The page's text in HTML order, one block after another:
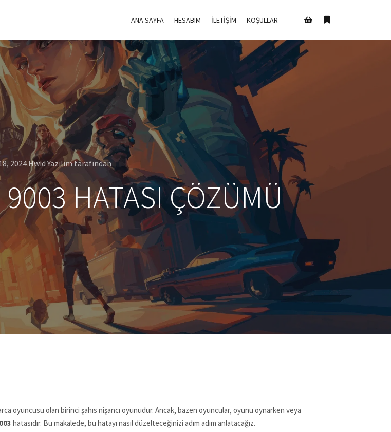
ANA SAYFA HESABIM İLETIŞIM KOŞULLAR
2024Hwid Yazılımtarafından
HATASI ÇÖZÜMÜ
oyuncusu olan birinci şahıs nişancı oyunudur. Ancak, bazen oyuncular, oyunu oynarken veya
hatasıdır. Bu makalede, bu hatayı nasıl düzelteceğinizi adım adım anlatacağız.